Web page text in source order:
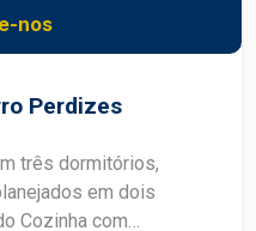
nos
Perdizes
três dormitórios,
Cozinha com